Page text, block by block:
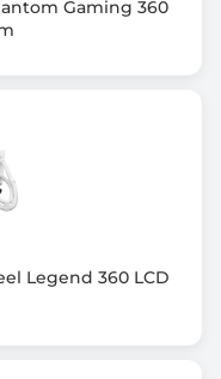
Gaming 360
Legend 360 LCD